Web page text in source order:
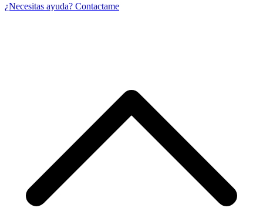
¿Necesitas ayuda? Contactame